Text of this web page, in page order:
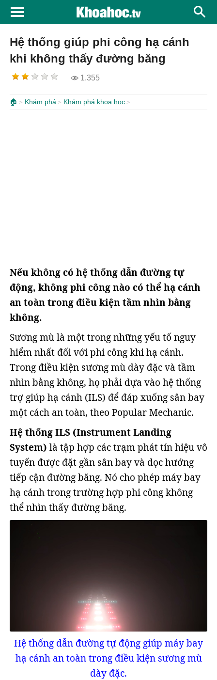
Hệ thống giúp phi công hạ cánh
khi không thấy đường băng
1.355
🏠 Khám phá Khám phá khoa học
Nếu không có hệ thống dẫn đường tự
động, không phi công nào có thể hạ cánh
an toàn trong điều kiện tầm nhìn bằng
không.
Sương mù là một trong những yếu tố nguy
hiểm nhất đối với phi công khi hạ cánh.
Trong điều kiện sương mù dày đặc và tầm
nhìn bằng không, họ phải dựa vào hệ thống
trợ giúp hạ cánh (ILS) để đáp xuống sân bay
một cách an toàn, theo Popular Mechanic.
Hệ thống ILS (Instrument Landing
System) là tập hợp các trạm phát tín hiệu vô
tuyến được đặt gần sân bay và dọc hướng
tiếp cận đường băng. Nó cho phép máy bay
hạ cánh trong trường hợp phi công không
thể nhìn thấy đường băng.
Hệ thống dẫn đường tự động giúp máy bay
hạ cánh an toàn trong điều kiện sương mù
dày đặc.